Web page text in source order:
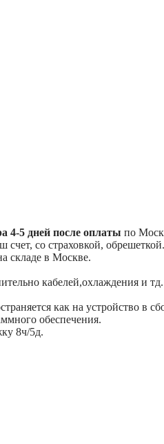
4-5 дней после оплаты по
счет, со страховкой, обрешеткой.
складе в Москве.
кабелей,охлаждения и
как на устройство в
обеспечения.
8ч/5д.